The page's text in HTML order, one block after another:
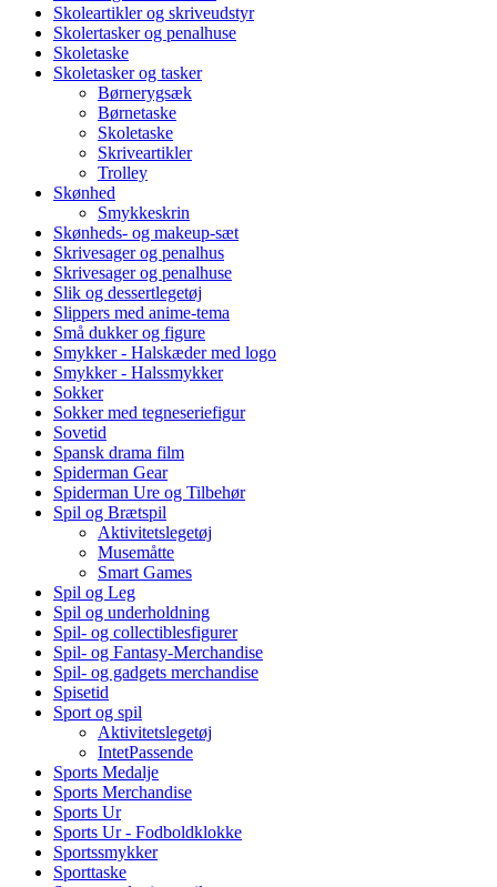
Skoleartikler og skriveudstyr
Skolertasker og penalhuse
Skoletaske
Skoletasker og tasker
Børnerygsæk
Børnetaske
Skoletaske
Skriveartikler
Trolley
Skønhed
Smykkeskrin
Skønheds- og makeup-sæt
Skrivesager og penalhus
Skrivesager og penalhuse
Slik og dessertlegetøj
Slippers med anime-tema
Små dukker og figure
Smykker - Halskæder med logo
Smykker - Halssmykker
Sokker
Sokker med tegneseriefigur
Sovetid
Spansk drama film
Spiderman Gear
Spiderman Ure og Tilbehør
Spil og Brætspil
Aktivitetslegetøj
Musemåtte
Smart Games
Spil og Leg
Spil og underholdning
Spil- og collectiblesfigurer
Spil- og Fantasy-Merchandise
Spil- og gadgets merchandise
Spisetid
Sport og spil
Aktivitetslegetøj
IntetPassende
Sports Medalje
Sports Merchandise
Sports Ur
Sports Ur - Fodboldklokke
Sportssmykker
Sporttaske